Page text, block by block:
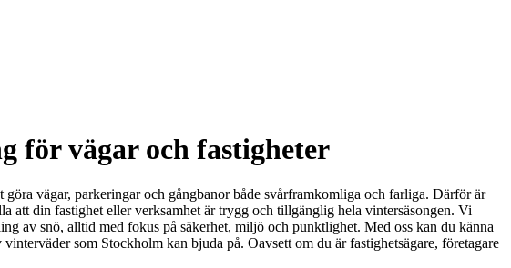
för vägar och fastigheter
vägar, parkeringar och gångbanor både svårframkomliga och farliga. Därför är
att din fastighet eller verksamhet är trygg och tillgänglig hela vintersäsongen. Vi
av snö, alltid med fokus på säkerhet, miljö och punktlighet. Med oss kan du känna
som Stockholm kan bjuda på. Oavsett om du är fastighetsägare, företagare